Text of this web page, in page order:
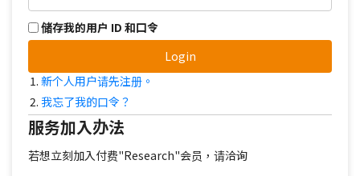
储存我的用户 ID 和口令
Login
新个人用户请先注册。
我忘了我的口令？
服务加入办法
若想立刻加入付费"Research"会员，请洽询